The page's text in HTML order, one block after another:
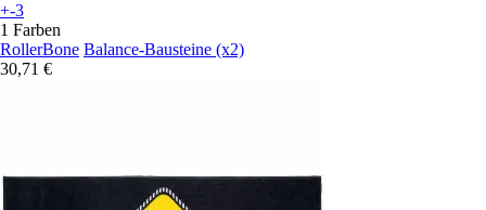
+-3
1 Farben
RollerBone Balance-Bausteine (x2)
30,71 €